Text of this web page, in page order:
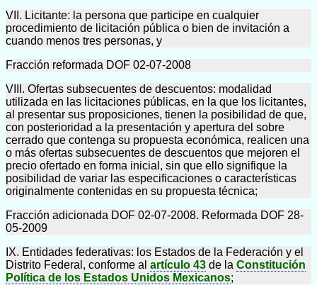
VII. Licitante: la persona que participe en cualquier
procedimiento de licitación pública o bien de invitación a
cuando menos tres personas, y
Fracción reformada DOF 02-07-2008
VIII. Ofertas subsecuentes de descuentos: modalidad
utilizada en las licitaciones públicas, en la que los licitantes,
al presentar sus proposiciones, tienen la posibilidad de que,
con posterioridad a la presentación y apertura del sobre
cerrado que contenga su propuesta económica, realicen una
o más ofertas subsecuentes de descuentos que mejoren el
precio ofertado en forma inicial, sin que ello signifique la
posibilidad de variar las especificaciones o características
originalmente contenidas en su propuesta técnica;
Fracción adicionada DOF 02-07-2008. Reformada DOF 28-
05-2009
IX. Entidades federativas: los Estados de la Federación y el
Distrito Federal, conforme al artículo 43 de la Constitución
Política de los Estados Unidos Mexicanos;